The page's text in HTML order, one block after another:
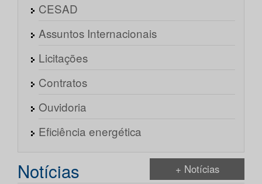
CESAD
Assuntos Internacionais
Licitações
Contratos
Ouvidoria
Eficiência energética
Notícias + Notícias